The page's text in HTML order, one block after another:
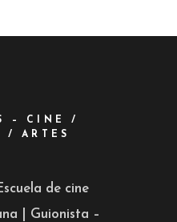
– CINE /
/ ARTES
de cine
| Guionista –